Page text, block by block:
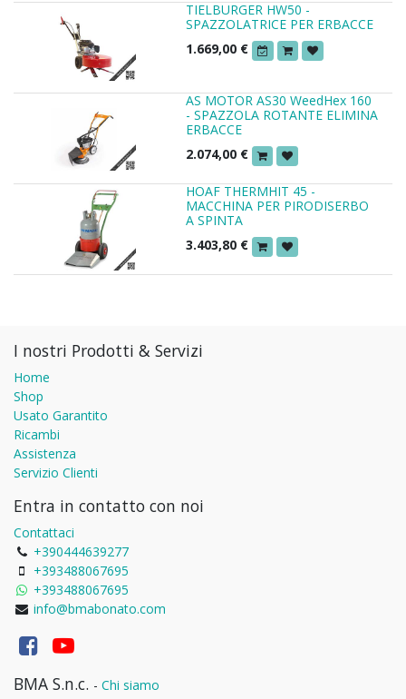
TIELBURGER HW50 -
SPAZZOLATRICE PER ERBACCE
1.669,00 €
AS MOTOR AS30 WeedHex 160
- SPAZZOLA ROTANTE ELIMINA
ERBACCE
2.074,00 €
HOAF THERMHIT 45 -
MACCHINA PER PIRODISERBO
A SPINTA
3.403,80 €
I nostri Prodotti & Servizi
Home
Shop
Usato Garantito
Ricambi
Assistenza
Servizio Clienti
Entra in contatto con noi
Contattaci
+390444639277
+393488067695
+393488067695
info@bmabonato.com
BMA S.n.c. - Chi siamo